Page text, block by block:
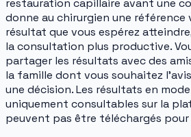
restauration capillaire avant une
donne au chirurgien une référence
résultat que vous espérez
la consultation plus productive.
partager les résultats avec des
la famille dont vous souhaitez
une décision. Les résultats en
uniquement consultables sur la
peuvent pas être téléchargés